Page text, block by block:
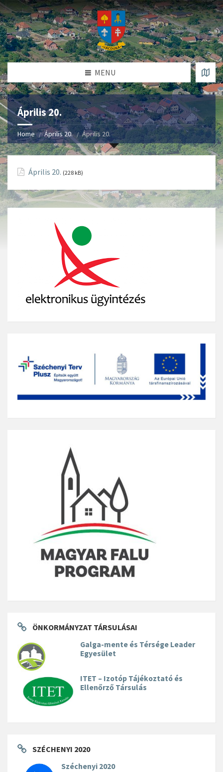
MENU
Április 20.
Home Április 20. Április 20.
Április 20. (228 kB)
ÖNKORMÁNYZAT TÁRSULÁSAI
Galga-mente és Térsége Leader
Egyesület
ITET – Izotóp Tájékoztató és
Ellenőrző Társulás
SZÉCHENYI 2020
Széchenyi 2020